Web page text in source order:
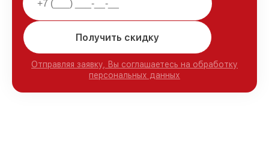
Получить скидку
Отправляя заявку, Вы соглашаетесь на обработку
персональных данных